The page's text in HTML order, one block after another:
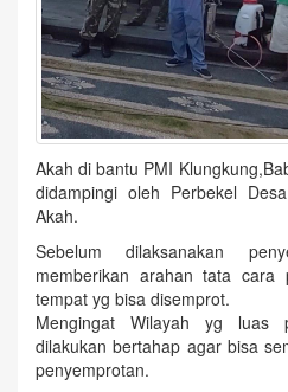
Akah di bantu PMI
didampingi oleh Perbekel
Akah.
Sebelum dilaksanakan
memberikan arahan tata cara
tempat yg bisa disemprot.
Mengingat Wilayah yg luas
dilakukan bertahap agar bisa
penyemprotan.